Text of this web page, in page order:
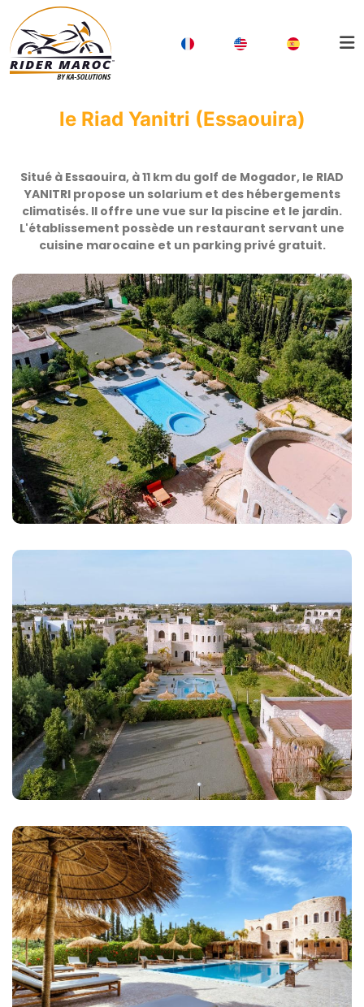
le Riad Yanitri (Essaouira)
Situé à Essaouira, à 11 km du golf de Mogador, le RIAD
YANITRI propose un solarium et des hébergements
climatisés. Il offre une vue sur la piscine et le jardin.
L'établissement possède un restaurant servant une
cuisine marocaine et un parking privé gratuit.